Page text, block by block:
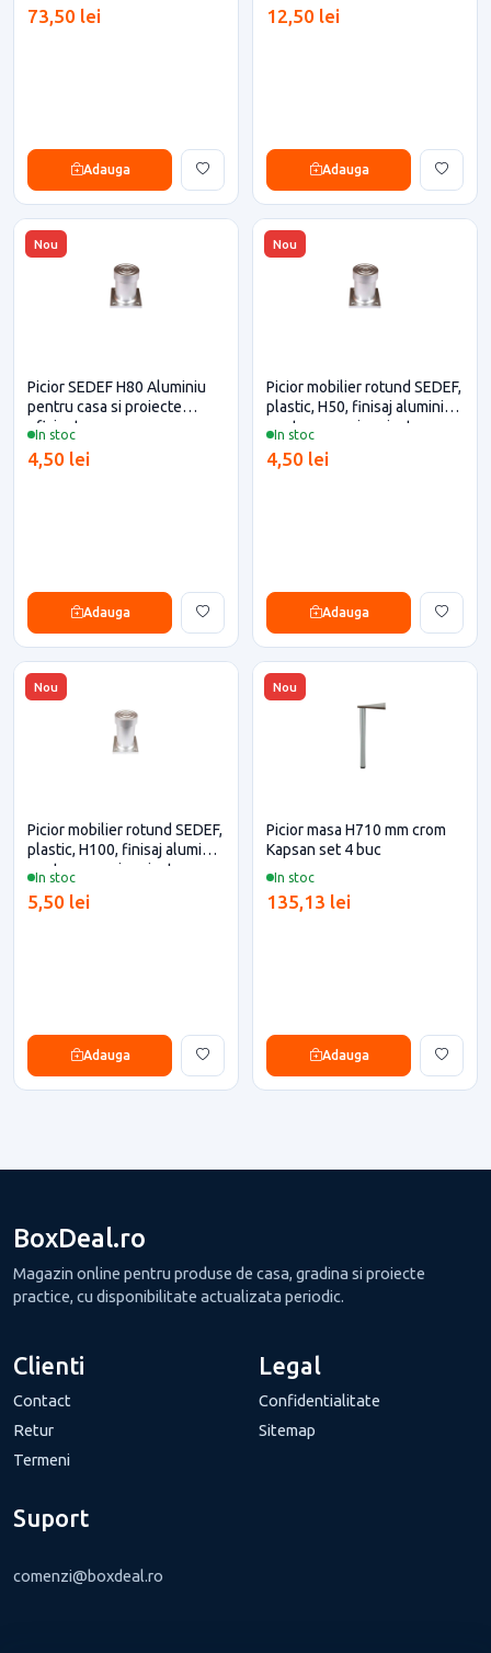
73,50 lei
Adauga
12,50 lei
Adauga
Nou
In stoc
Picior SEDEF H80 Aluminiu
pentru casa si proiecte
eficiente
4,50 lei
Adauga
Nou
In stoc
Picior mobilier rotund SEDEF,
plastic, H50, finisaj aluminiu
pentru casa si proiecte
4,50 lei
Adauga
Nou
In stoc
Picior mobilier rotund SEDEF,
plastic, H100, finisaj aluminiu
pentru casa si proiecte
5,50 lei
Adauga
Nou
In stoc
Picior masa H710 mm crom
Kapsan set 4 buc
135,13 lei
Adauga
BoxDeal.ro
Magazin online pentru produse de casa, gradina si proiecte
practice, cu disponibilitate actualizata periodic.
Clienti
Contact
Retur
Termeni
Legal
Confidentialitate
Sitemap
Suport
comenzi@boxdeal.ro